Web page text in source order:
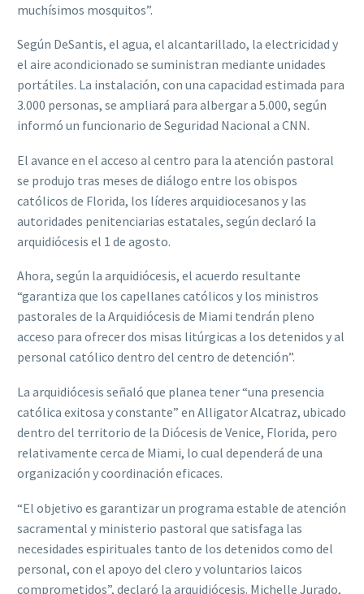
muchísimos mosquitos”.
Según DeSantis, el agua, el alcantarillado, la electricidad y
el aire acondicionado se suministran mediante unidades
portátiles. La instalación, con una capacidad estimada para
3.000 personas, se ampliará para albergar a 5.000, según
informó un funcionario de Seguridad Nacional a CNN.
El avance en el acceso al centro para la atención pastoral
se produjo tras meses de diálogo entre los obispos
católicos de Florida, los líderes arquidiocesanos y las
autoridades penitenciarias estatales, según declaró la
arquidiócesis el 1 de agosto.
Ahora, según la arquidiócesis, el acuerdo resultante
“garantiza que los capellanes católicos y los ministros
pastorales de la Arquidiócesis de Miami tendrán pleno
acceso para ofrecer dos misas litúrgicas a los detenidos y al
personal católico dentro del centro de detención”.
La arquidiócesis señaló que planea tener “una presencia
católica exitosa y constante” en Alligator Alcatraz, ubicado
dentro del territorio de la Diócesis de Venice, Florida, pero
relativamente cerca de Miami, lo cual dependerá de una
organización y coordinación eficaces.
“El objetivo es garantizar un programa estable de atención
sacramental y ministerio pastoral que satisfaga las
necesidades espirituales tanto de los detenidos como del
personal, con el apoyo del clero y voluntarios laicos
comprometidos”, declaró la arquidiócesis. Michelle Jurado,